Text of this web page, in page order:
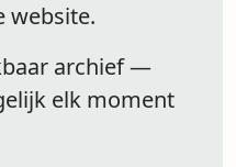
website.
archief —
elk moment